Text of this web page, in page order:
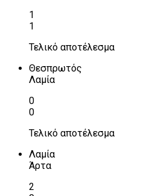
1
1
Τελικό αποτέλεσμα
Θεσπρωτός
Λαμία
0
0
Τελικό αποτέλεσμα
Λαμία
Άρτα
2